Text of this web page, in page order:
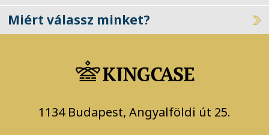
Miért válassz minket?
1134 Budapest, Angyalföldi út 25.